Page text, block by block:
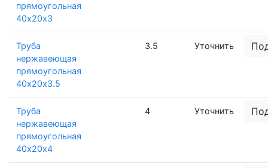
прямоугольная
40х20х3
Труба
нержавеющая
прямоугольная
40х20х3.5
3.5 Уточнить
Труба
нержавеющая
прямоугольная
40х20х4
4 Уточнить